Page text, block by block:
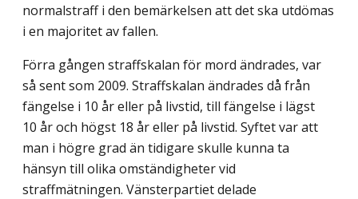
normalstraff i den bemärkelsen att det ska utdömas
i en majoritet av fallen.
Förra gången straffskalan för mord ändrades, var
så sent som 2009. Straffskalan ändrades då från
fängelse i 10 år eller på livstid, till fängelse i lägst
10 år och högst 18 år eller på livstid. Syftet var att
man i högre grad än tidigare skulle kunna ta
hänsyn till olika omständigheter vid
straffmätningen. Vänsterpartiet delade